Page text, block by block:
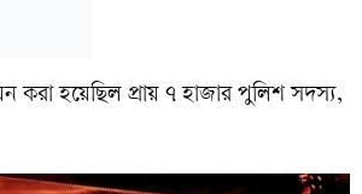
করা হয়েছিল প্রায় ৭ হাজার পুলিশ সদস্য,